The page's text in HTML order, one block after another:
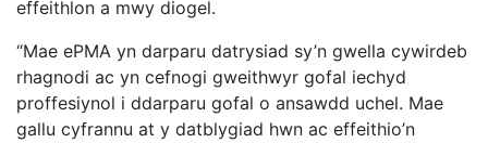
effeithlon a mwy diogel.
“Mae ePMA yn darparu datrysiad sy’n gwella cywirdeb
rhagnodi ac yn cefnogi gweithwyr gofal iechyd
proffesiynol i ddarparu gofal o ansawdd uchel. Mae
gallu cyfrannu at y datblygiad hwn ac effeithio’n